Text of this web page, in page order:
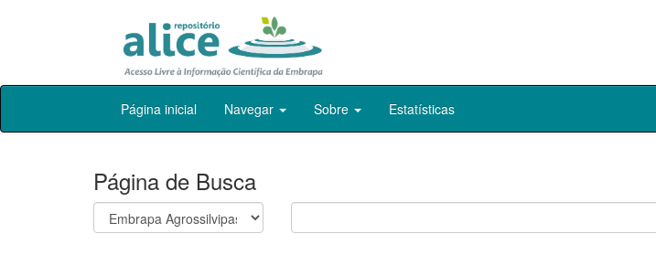
Skip
Página inicial Navegar Sobre Estatísticas
Página de Busca